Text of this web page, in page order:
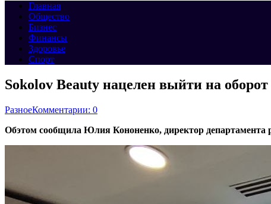
Главная
Общество
Бизнес
Финансы
Здоровье
Спорт
Sokolov Beauty нацелен выйти на
РазноеКомментарии: 0
Обэтом сообщила Юлия Кононенко, директор департамента